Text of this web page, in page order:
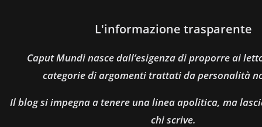
L'informazione trasparente
Caput Mundi nasce dall’esigenza di proporre ai
categorie di argomenti trattati da personalità
Il blog si impegna a tenere una linea apolitica, ma
chi scrive.